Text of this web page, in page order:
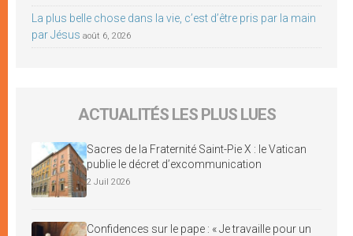
La plus belle chose dans la vie, c’est d’être pris par la main
par Jésus août 6, 2026
ACTUALITÉS LES PLUS LUES
Sacres de la Fraternité Saint-Pie X : le Vatican
publie le décret d’excommunication
2 Juil 2026
Confidences sur le pape : « Je travaille pour un